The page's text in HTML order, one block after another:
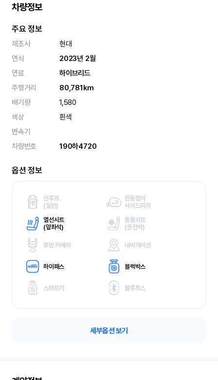
차량정보
주요 정보
제조사
현대
연식
2023년 2월
연료
하이브리드
주행거리
80,781km
배기량
1,580
색상
흰색
변속기
차량번호
190하4720
옵션 정보
썬루프
(일반)
전동접이
사이드미러
열선시트
(앞좌석)
통풍시트
(운전석)
후방 카메라 내비게이션
하이패스 블랙박스
스마트키 블루투스
세부옵션 보기